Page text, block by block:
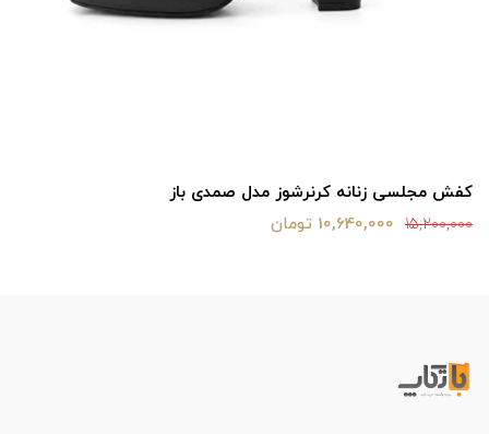
کفش مجلسی زنانه کرنرشوز مدل صمدی باز
15,200,000 10,640,000 تومان